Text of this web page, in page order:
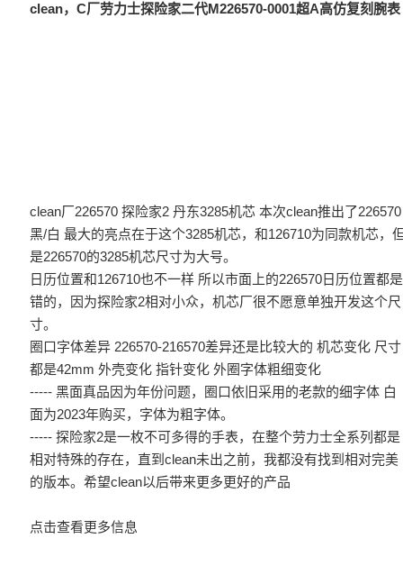
clean，C厂劳力士探险家二代M226570-0001超A高仿复刻腕表
clean厂226570 探险家2 丹东3285机芯 本次clean推出了226570
黑/白 最大的亮点在于这个3285机芯，和126710为同款机芯，
是226570的3285机芯尺寸为大号。
日历位置和126710也不一样 所以市面上的226570日历位置都是
错的，因为探险家2相对小众，机芯厂很不愿意单独开发这个尺
寸。
圈口字体差异 226570-216570差异还是比较大的 机芯变化 尺寸
都是42mm 外壳变化 指针变化 外圈字体粗细变化
----- 黑面真品因为年份问题，圈口依旧采用的老款的细字体 白
面为2023年购买，字体为粗字体。
----- 探险家2是一枚不可多得的手表，在整个劳力士全系列都是
相对特殊的存在，直到clean未出之前，我都没有找到相对完美
的版本。希望clean以后带来更多更好的产品
点击查看更多信息